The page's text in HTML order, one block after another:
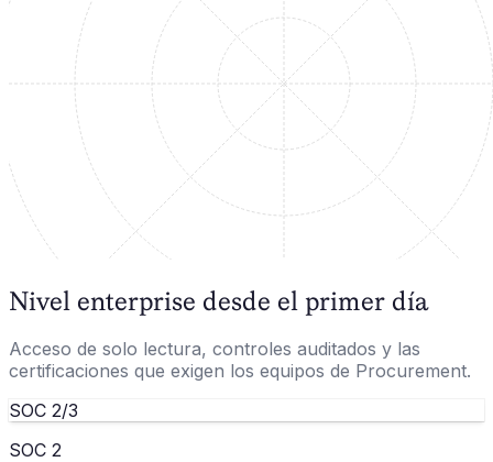
Nivel enterprise desde el primer día
Acceso de solo lectura, controles auditados y las
certificaciones que exigen los equipos de Procurement.
SOC 2/3
SOC 2